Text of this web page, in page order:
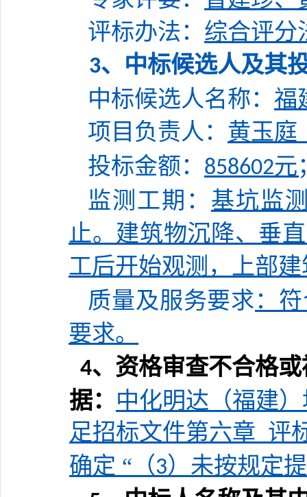
评标办法： 综合评分
3、中标候选人及其
中标候选人名称： 福
项目负责人： 黄玉庭
投标金额： 858602元
监测 工期： 基坑监
止。建筑物沉降、垂
工后开始观测，上部
质量及服务要求 ：
要求。
4、 资格审查不合格
据： 中化明达（福建
足招标文件第六章 评
确定 “ （3）未按规定